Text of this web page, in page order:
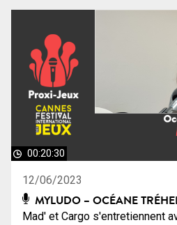
00:20:30
12/06/2023
MYLUDO – OCÉANE
Mad' et Cargo s'entretiennent